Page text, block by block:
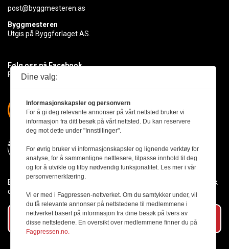
post@byggmesteren.as
Byggmesteren
Utgis på Byggforlaget AS.
Følg oss på Facebook
Få med deg det siste innen byggebransjen
Byggmesteren følger Vær Varsom-plakaten og presseetikken slik
den er nedfelt i Redaktørplakaten.
Abonner på vårt nyhetsbrev
Dine valg:
Informasjonskapsler og personvern
For å gi deg relevante annonser på vårt nettsted bruker vi
informasjon fra ditt besøk på vårt nettsted. Du kan reservere
deg mot dette under "Innstillinger".
For øvrig bruker vi informasjonskapsler og lignende verktøy for
analyse, for å sammenligne nettlesere, tilpasse innhold til deg
og for å utvikle og tilby nødvendig funksjonalitet. Les mer i vår
personvernerklæring.
Vi er med i Fagpressen-nettverket. Om du samtykker under, vil
du få relevante annonser på nettstedene til medlemmene i
nettverket basert på informasjon fra dine besøk på tvers av
disse nettstedene. En oversikt over medlemmene finner du på
Fagpressen.no.